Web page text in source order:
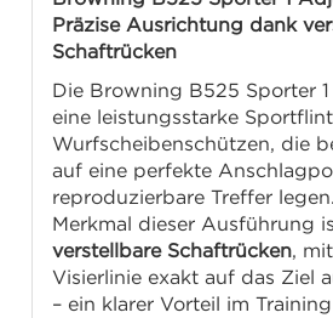
Präzise Ausrichtung dank
Schaftrücken
Die Browning B525 Sporter
eine leistungsstarke
Wurfscheibenschützen, die
auf eine perfekte
reproduzierbare Treffer
Merkmal dieser Ausführung
verstellbare Schaftrücken,
Visierlinie exakt auf das Ziel
– ein klarer Vorteil im